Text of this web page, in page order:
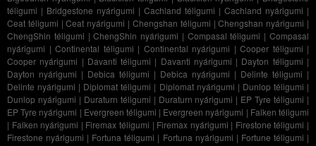
téligumi | Bridgestone nyárigumi | Cachland téligumi | Cachland nyárigumi |
Ceat téligumi |Ceat nyárigumi | Chengshan téligumi |Chengshan nyárigumi |
ChengShin téligumi |ChengShin nyárigumi | Compasal téligumi |Compasal
nyárigumi | Continental téligumi | Continental nyárigumi | Cooper téligumi |
Cooper nyárigumi | Davanti téligumi | Davanti nyárigumi | Dayton téligumi |
Dayton nyárigumi | Debica téligumi | Debica nyárigumi | Delinte téligumi |
Delinte nyárigumi | Diplomat téligumi | Diplomat nyárigumi | Dunlop téligumi |
Dunlop nyárigumi | Duraturn téligumi | Duraturn nyárigumi | EP Tyre téligumi |
EP Tyre nyárigumi | Evergreen téligumi | Evergreen nyárigumi | Falken téligumi
| Falken nyárigumi | Firemax téligumi | Firemax nyárigumi | Firestone téligumi |
Firestone nyárigumi | Fortuna téligumi | Fortuna nyárigumi | Fortune téligumi |